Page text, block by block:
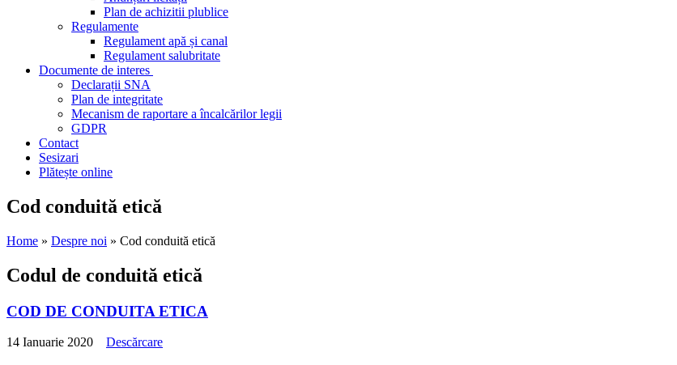
Plan de achizitii plublice
Regulamente
Regulament apă și canal
Regulament salubritate
Documente de interes
Declarații SNA
Plan de integritate
Mecanism de raportare a încalcărilor legii
GDPR
Contact
Sesizari
Plătește online
Cod conduită etică
Home » Despre noi » Cod conduită etică
Codul de conduită etică
COD DE CONDUITA ETICA
14 Ianuarie 2020 Descărcare